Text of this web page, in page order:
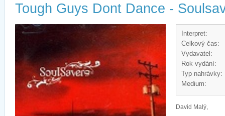
Tough Guys Dont Dance -
Interpret:
Celkový čas:
Vydavatel:
Rok vydání:
Typ nahrávky:
Medium:
David Malý,